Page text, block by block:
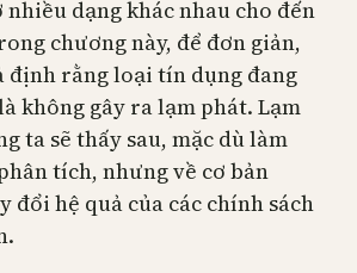
nhiều dạng khác nhau cho đến
chương này, để đơn giản,
định rằng loại tín dụng đang
không gây ra lạm phát. Lạm
ta sẽ thấy sau, mặc dù làm
tích, nhưng về cơ bản
đổi hệ quả của các chính sách